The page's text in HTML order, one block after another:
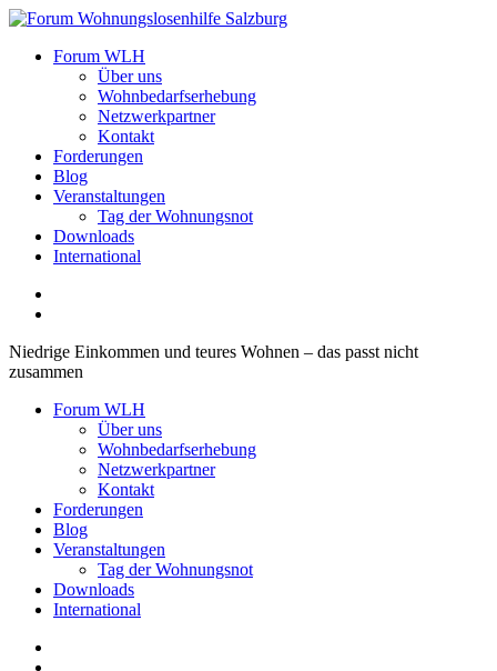
Zum
springen
Forum Wohnungslosenhilfe Salzburg
Forum WLH
Über uns
Wohnbedarfserhebung
Netzwerkpartner
Kontakt
Forderungen
Blog
Veranstaltungen
Tag der Wohnungsnot
Downloads
International
Niedrige Einkommen und teures Wohnen – das passt nicht
zusammen
Forum WLH
Über uns
Wohnbedarfserhebung
Netzwerkpartner
Kontakt
Forderungen
Blog
Veranstaltungen
Tag der Wohnungsnot
Downloads
International